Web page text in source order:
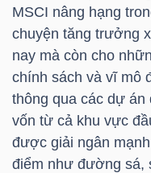
MSCI nâng hạng
chuyện tăng trưởng
nay mà còn cho
chính sách và vĩ mô
thông qua các dự
vốn từ cả khu vực
được giải ngân
điểm như đường sá,
TIÊU
DÙNG
THIẾT
YẾU